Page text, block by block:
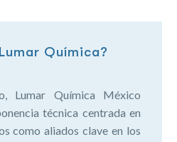
Química?
Lumar Química México
técnica centrada en
como aliados clave en los